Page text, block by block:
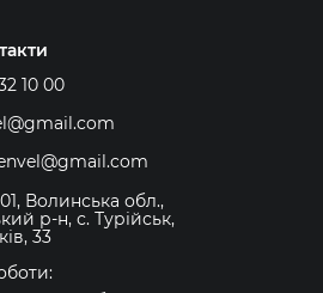
10 00
Волинська обл.,
р-н, с. Турійськ,
33